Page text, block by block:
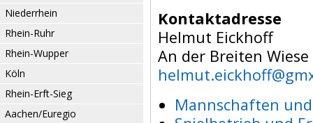
Niederrhein
Rhein-Ruhr
Rhein-Wupper
Köln
Rhein-Erft-Sieg
Aachen/Euregio
Kontaktadresse
Helmut Eickhoff
An der Breiten
Mannschaften